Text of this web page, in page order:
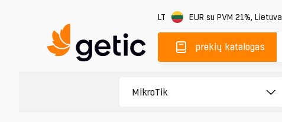
LT EUR su PVM 21%, Lietuva
prekių katalogas